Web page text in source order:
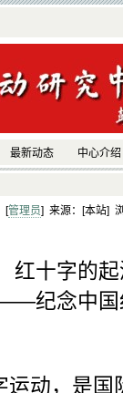
最新动态 中心介绍
[管理员] 来源：[本站]
红十字的
纪念中国
动，是国